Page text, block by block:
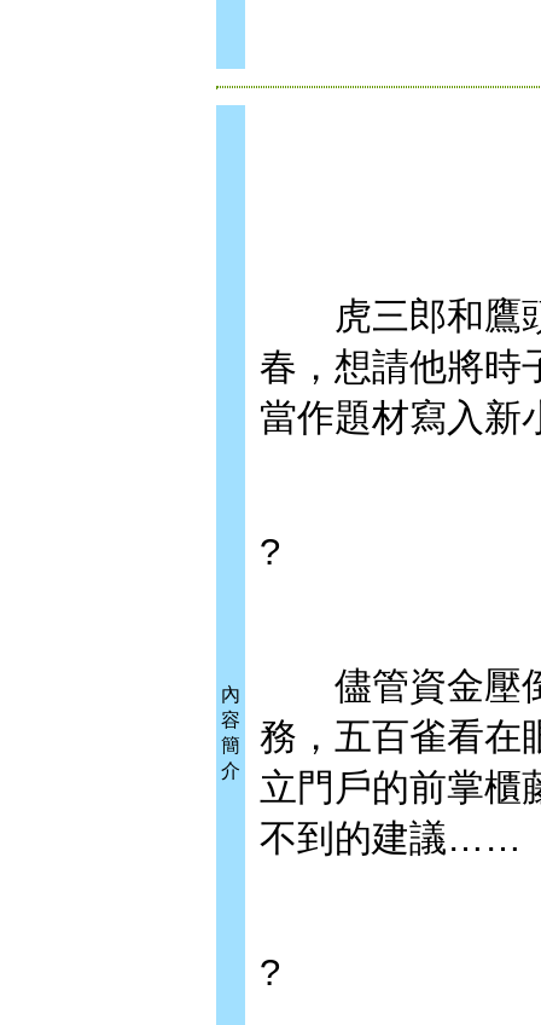
內
容
簡
介
虎三郎和鷹頭
春，想請他將時
當作題材寫入新
?
儘管資金壓倒
務，五百雀看在
立門戶的前掌櫃
不到的建議……
?